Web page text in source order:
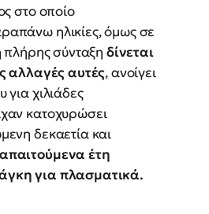
στο οποίο
ηλικίες, όμως σε
πλήρης σύνταξη δίνεται
αλλαγές αυτές, ανοίγει
χιλιάδες
κατοχυρώσει
δεκαετία και
έτη
για πλασματικά.